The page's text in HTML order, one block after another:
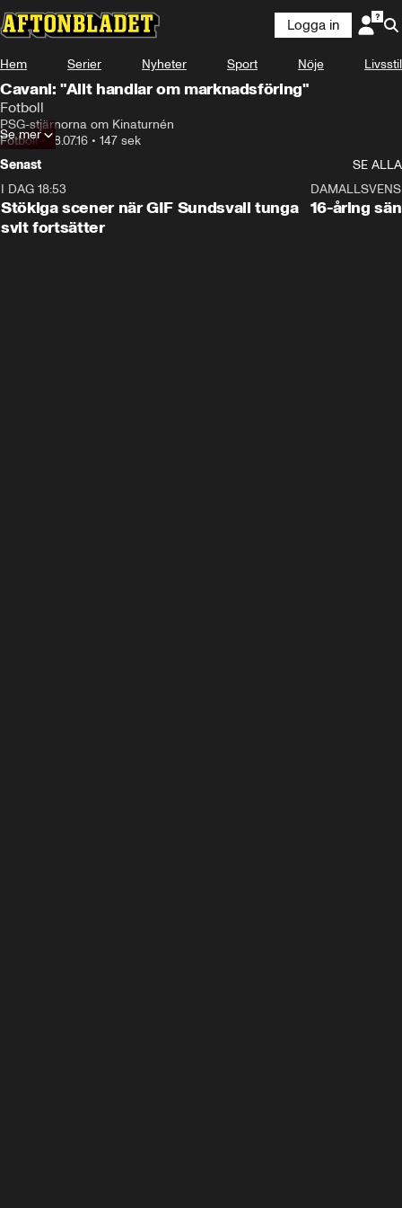
Logga in
Hem Serier Nyheter Sport Nöje Livsstil
Cavani: "Allt handlar om marknadsföring"
Fotboll
PSG-stjärnorna om Kinaturnén
Fotboll•18.07.16 • 147 sek
Se mer
Senast
SE ALLA
I DAG 18:53
Stökiga scener när GIF Sundsvall tunga
svit fortsätter
16-åring